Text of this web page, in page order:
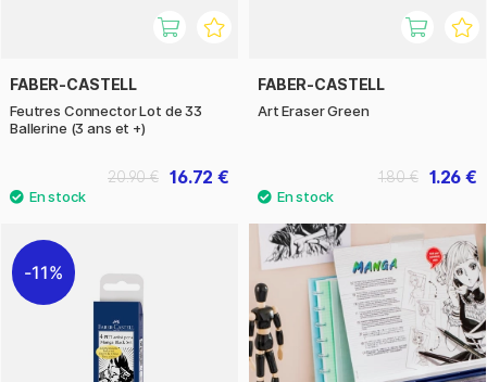
FABER-CASTELL
Feutres Connector Lot de 33
Ballerine (3 ans et +)
16.72 €
20.90 €
FABER-CASTELL
Art Eraser Green
1.26 €
1.80 €
11%